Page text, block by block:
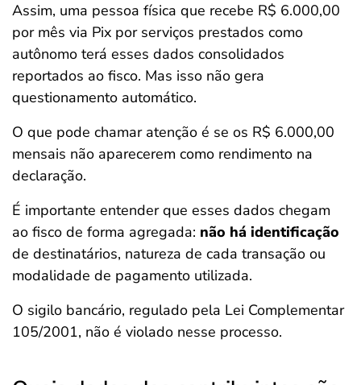
Assim, uma pessoa física que recebe R$ 6.000,00
por mês via Pix por serviços prestados como
autônomo terá esses dados consolidados
reportados ao fisco. Mas isso não gera
questionamento automático.
O que pode chamar atenção é se os R$ 6.000,00
mensais não aparecerem como rendimento na
declaração.
É importante entender que esses dados chegam
ao fisco de forma agregada: não há identificação
de destinatários, natureza de cada transação ou
modalidade de pagamento utilizada.
O sigilo bancário, regulado pela Lei Complementar
105/2001, não é violado nesse processo.